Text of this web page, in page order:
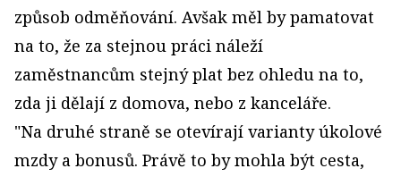
způsob odměňování. Avšak měl by pamatovat
na to, že za stejnou práci náleží
zaměstnancům stejný plat bez ohledu na to,
zda ji dělají z domova, nebo z kanceláře.
"Na druhé straně se otevírají varianty úkolové
mzdy a bonusů. Právě to by mohla být cesta,